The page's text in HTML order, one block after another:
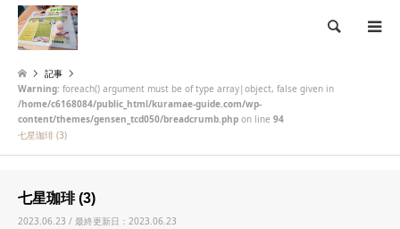
検索
記事
Warning: foreach() argument must be of type array|object, false given in
/home/c6168084/public_html/kuramae-guide.com/wp-
content/themes/gensen_tcd050/breadcrumb.php on line 94
七星珈琲 (3)
七星珈琲 (3)
2023.06.23 / 最終更新日：2023.06.23